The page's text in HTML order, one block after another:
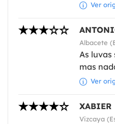
Ver
Albacete
As luvas
mas
Ver
XABIER
Vizcaya